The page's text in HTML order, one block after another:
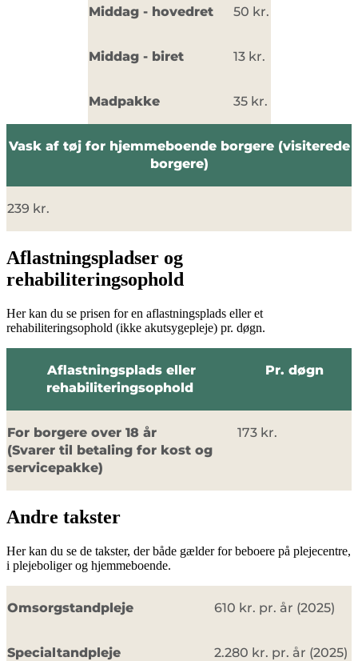
Middag - hovedret 50 kr.
Middag - biret 13 kr.
Madpakke 35 kr.
Vask af tøj for hjemmeboende borgere (visiterede
borgere)
239 kr.
Aflastningspladser og
rehabiliteringsophold
Her kan du se prisen for en aflastningsplads eller et
rehabiliteringsophold (ikke akutsygepleje) pr. døgn.
Aflastningsplads eller
rehabiliteringsophold
Pr. døgn
For borgere over 18 år
(Svarer til betaling for kost og
servicepakke)
173 kr.
Andre takster
Her kan du se de takster, der både gælder for beboere på plejecentre,
i plejeboliger og hjemmeboende.
Omsorgstandpleje 610 kr. pr. år (2025)
Specialtandpleje 2.280 kr. pr. år (2025)